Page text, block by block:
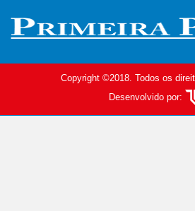
Copyright ©2018. Todos os
Desenvolvido por: